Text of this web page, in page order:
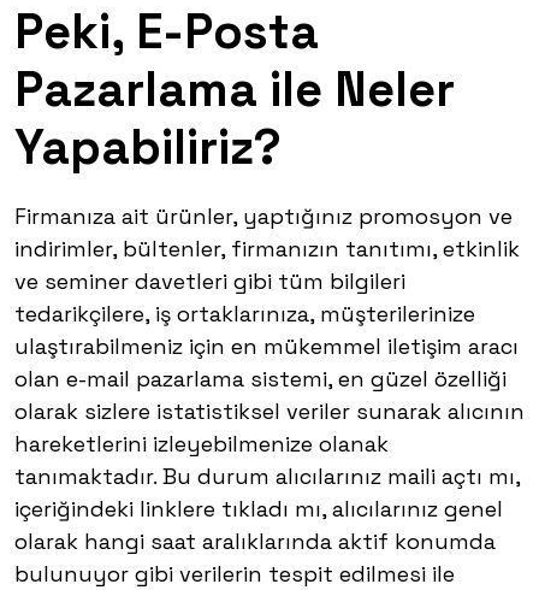
Peki, E-Posta
Pazarlama ile Neler
Yapabiliriz?
Firmanıza ait ürünler, yaptığınız promosyon ve
indirimler, bültenler, firmanızın tanıtımı, etkinlik
ve seminer davetleri gibi tüm bilgileri
tedarikçilere, iş ortaklarınıza, müşterilerinize
ulaştırabilmeniz için en mükemmel iletişim aracı
olan e-mail pazarlama sistemi, en güzel özelliği
olarak sizlere istatistiksel veriler sunarak alıcının
hareketlerini izleyebilmenize olanak
tanımaktadır. Bu durum alıcılarınız maili açtı mı,
içeriğindeki linklere tıkladı mı, alıcılarınız genel
olarak hangi saat aralıklarında aktif konumda
bulunuyor gibi verilerin tespit edilmesi ile